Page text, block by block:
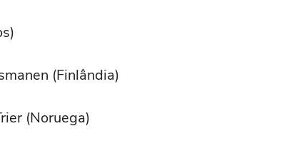
(Finlândia)
(Noruega)